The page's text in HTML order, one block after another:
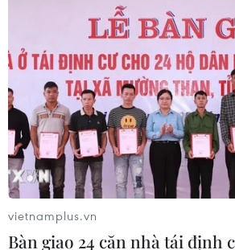
vietnamplus.vn
Bàn giao 24 căn nhà tái định